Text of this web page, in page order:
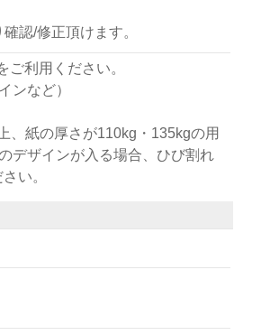
認/修正頂けます。
利用ください。
ンなど）
、紙の厚さが110kg・135kgの用
デザインが入る場合、ひび割れ
い。